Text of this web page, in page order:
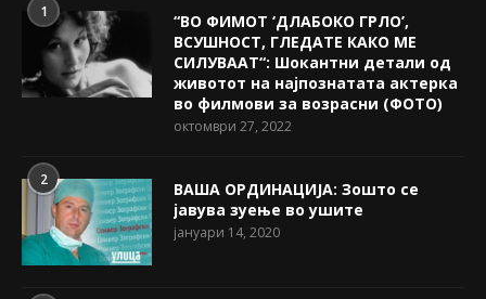
1
“ВО ФИМОТ ‘ДЛАБОКО ГРЛО’,
ВСУШНОСТ, ГЛЕДАТЕ КАКО МЕ
СИЛУВААТ“: Шокантни детали од
животот на најпознатата актерка
во филмови за возрасни (ФОТО)
октомври 27, 2022
2
ВАША ОРДИНАЦИЈА: Зошто се
јавува зуење во ушите
јануари 14, 2020